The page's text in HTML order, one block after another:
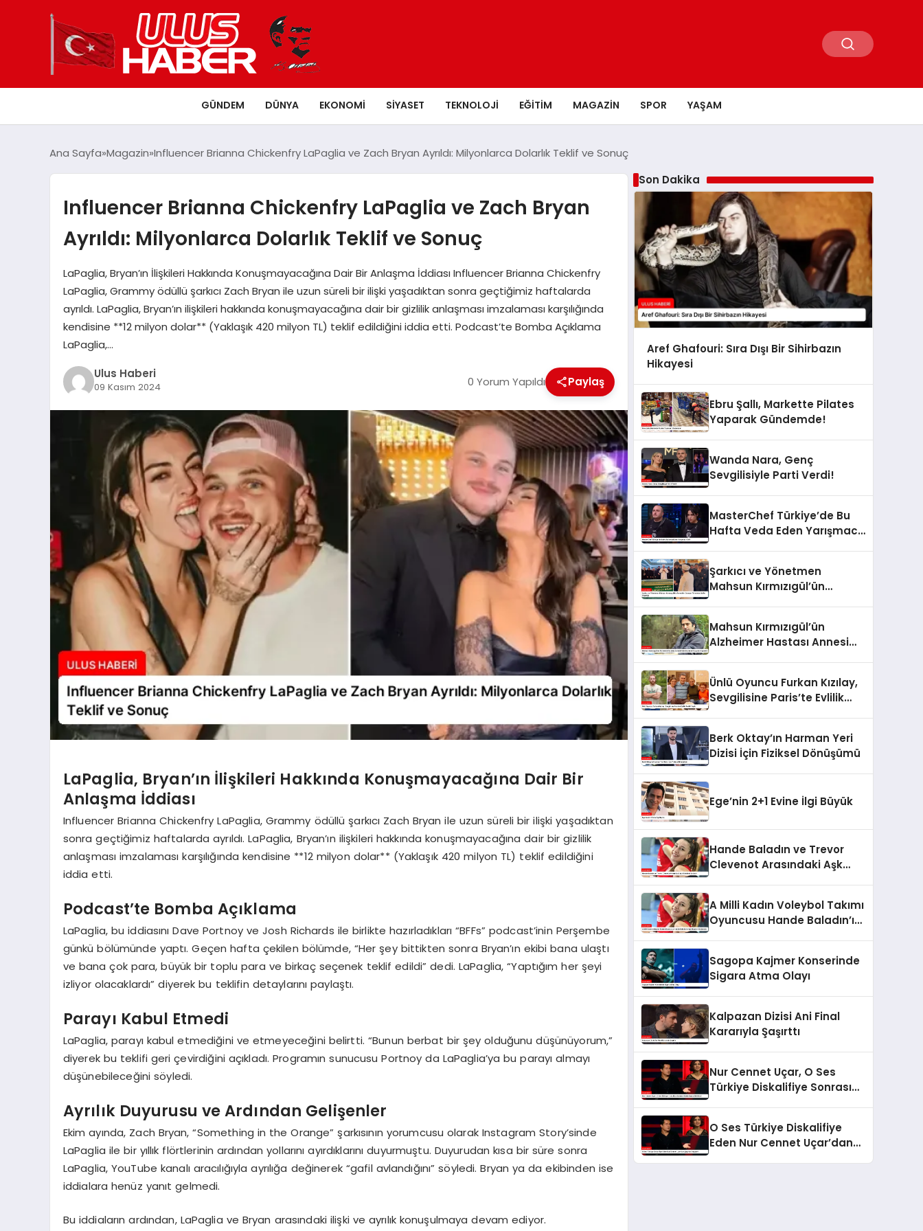
GÜNDEM DÜNYA EKONOMI SIYASET TEKNOLOJI EĞITIM MAGAZIN SPOR YAŞAM
Ana Sayfa Magazin Influencer Brianna Chickenfry LaPaglia ve Zach Bryan Ayrıldı: Milyonlarca Dolarlık Teklif ve Sonuç
Influencer Brianna Chickenfry LaPaglia ve Zach Bryan
Ayrıldı: Milyonlarca Dolarlık Teklif ve Sonuç
LaPaglia, Bryan’ın İlişkileri Hakkında Konuşmayacağına Dair Bir Anlaşma İddiası Influencer Brianna Chickenfry
LaPaglia, Grammy ödüllü şarkıcı Zach Bryan ile uzun süreli bir ilişki yaşadıktan sonra geçtiğimiz haftalarda
ayrıldı. LaPaglia, Bryan’ın ilişkileri hakkında konuşmayacağına dair bir gizlilik anlaşması imzalaması karşılığında
kendisine **12 milyon dolar** (Yaklaşık 420 milyon TL) teklif edildiğini iddia etti. Podcast’te Bomba Açıklama
LaPaglia,…
Ulus Haberi
09 Kasım 2024 0 Yorum Yapıldı Paylaş
LaPaglia, Bryan’ın İlişkileri Hakkında Konuşmayacağına Dair Bir
Anlaşma İddiası
Influencer Brianna Chickenfry LaPaglia, Grammy ödüllü şarkıcı Zach Bryan ile uzun süreli bir ilişki yaşadıktan
sonra geçtiğimiz haftalarda ayrıldı. LaPaglia, Bryan’ın ilişkileri hakkında konuşmayacağına dair bir gizlilik
anlaşması imzalaması karşılığında kendisine **12 milyon dolar** (Yaklaşık 420 milyon TL) teklif edildiğini
iddia etti.
Podcast’te Bomba Açıklama
LaPaglia, bu iddiasını Dave Portnoy ve Josh Richards ile birlikte hazırladıkları “BFFs” podcast’inin Perşembe
günkü bölümünde yaptı. Geçen hafta çekilen bölümde, “Her şey bittikten sonra Bryan’ın ekibi bana ulaştı
ve bana çok para, büyük bir toplu para ve birkaç seçenek teklif edildi” dedi. LaPaglia, “Yaptığım her şeyi
izliyor olacaklardı” diyerek bu teklifin detaylarını paylaştı.
Parayı Kabul Etmedi
LaPaglia, parayı kabul etmediğini ve etmeyeceğini belirtti. “Bunun berbat bir şey olduğunu düşünüyorum,”
diyerek bu teklifi geri çevirdiğini açıkladı. Programın sunucusu Portnoy da LaPaglia’ya bu parayı almayı
düşünebileceğini söyledi.
Ayrılık Duyurusu ve Ardından Gelişenler
Ekim ayında, Zach Bryan, “Something in the Orange” şarkısının yorumcusu olarak Instagram Story’sinde
LaPaglia ile bir yıllık flörtlerinin ardından yollarını ayırdıklarını duyurmuştu. Duyurudan kısa bir süre sonra
LaPaglia, YouTube kanalı aracılığıyla ayrılığa değinerek “gafil avlandığını” söyledi. Bryan ya da ekibinden ise
iddialara henüz yanıt gelmedi.
Bu iddiaların ardından, LaPaglia ve Bryan arasındaki ilişki ve ayrılık konuşulmaya devam ediyor.
Son Dakika
Aref Ghafouri: Sıra Dışı Bir Sihirbazın
Hikayesi
Ebru Şallı, Markette Pilates
Yaparak Gündemde!
Wanda Nara, Genç
Sevgilisiyle Parti Verdi!
MasterChef Türkiye’de Bu
Hafta Veda Eden Yarışmacı
Şarkıcı ve Yönetmen
Mahsun Kırmızıgül’ün
Mahsun Kırmızıgül’ün
Alzheimer Hastası Annesi
Ünlü Oyuncu Furkan Kızılay,
Sevgilisine Paris’te Evlilik
Berk Oktay’ın Harman Yeri
Dizisi İçin Fiziksel Dönüşümü
Ege’nin 2+1 Evine İlgi Büyük
Hande Baladın ve Trevor
Clevenot Arasındaki Aşk
A Milli Kadın Voleybol Takımı
Oyuncusu Hande Baladın’ın
Sagopa Kajmer Konserinde
Sigara Atma Olayı
Kalpazan Dizisi Ani Final
Kararıyla Şaşırttı
Nur Cennet Uçar, O Ses
Türkiye Diskalifiye Sonrası
O Ses Türkiye Diskalifiye
Eden Nur Cennet Uçar’dan